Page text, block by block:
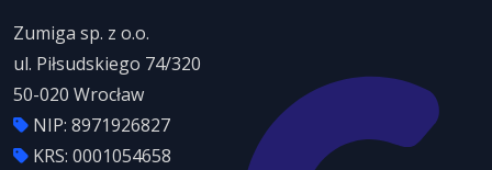
Zumiga sp. z o.o.
ul. Piłsudskiego 74/320
50-020 Wrocław
NIP: 8971926827
KRS: 0001054658